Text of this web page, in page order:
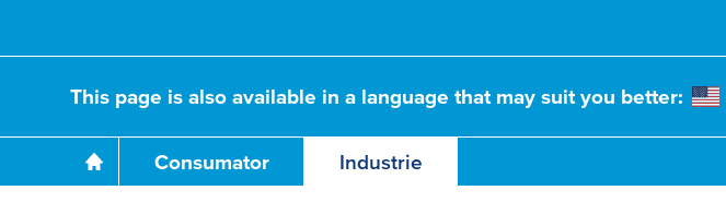
This page is also available in a language that may suit you better:
Consumator Industrie